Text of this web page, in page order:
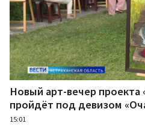
Новый арт-вечер
пройдёт под девизом
15:01